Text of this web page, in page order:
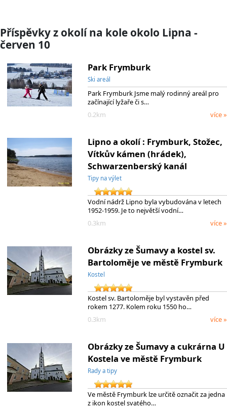
Příspěvky z okolí na kole okolo Lipna -
červen 10
Park Frymburk
Ski areál
Park Frymburk Jsme malý rodinný areál pro
začínající lyžaře či s…
0.2km
více »
Lipno a okolí : Frymburk, Stožec,
Vítkův kámen (hrádek),
Schwarzenberský kanál
Tipy na výlet
Vodní nádrž Lipno byla vybudována v letech
1952-1959. Je to největší vodní…
0.3km
více »
Obrázky ze Šumavy a kostel sv.
Bartoloměje ve městě Frymburk
Kostel
Kostel sv. Bartoloměje byl vystavěn před
rokem 1277. Kolem roku 1550 ho…
0.3km
více »
Obrázky ze Šumavy a cukrárna U
Kostela ve městě Frymburk
Rady a tipy
Ve městě Frymburk lze určitě označit za jedna
z ikon kostel svatého…